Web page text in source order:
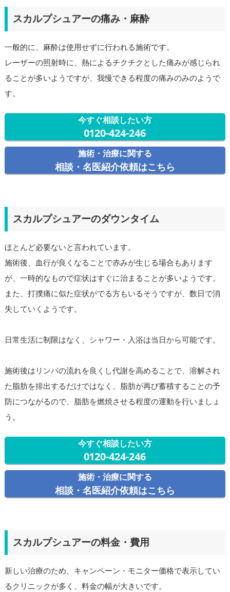
スカルプシュアーの痛み・麻酔
一般的に、麻酔は使用せずに行われる施術です。
レーザーの照射時に、熱によるチクチクとした痛みが感じられ
ることが多いようですが、我慢できる程度の痛みのみのようで
す。
今すぐ相談したい方
0120-424-246
施術・治療に関する
相談・名医紹介依頼はこちら
スカルプシュアーのダウンタイム
ほとんど必要ないと言われています。
施術後、血行が良くなることで赤みが生じる場合もあります
が、一時的なもので症状はすぐに治まることが多いようです。
また、打撲痛に似た症状がでる方もいるそうですが、数日で消
失していくようです。
日常生活に制限はなく、シャワー・入浴は当日から可能です。
施術後はリンパの流れを良くし代謝を高めることで、溶解され
た脂肪を排出するだけではなく、脂肪が再び蓄積することの予
防につながるので、脂肪を燃焼させる程度の運動を行いましょ
う。
今すぐ相談したい方
0120-424-246
施術・治療に関する
相談・名医紹介依頼はこちら
スカルプシュアーの料金・費用
新しい治療のため、キャンペーン・モニター価格で表示してい
るクリニックが多く、料金の幅が大きいです。